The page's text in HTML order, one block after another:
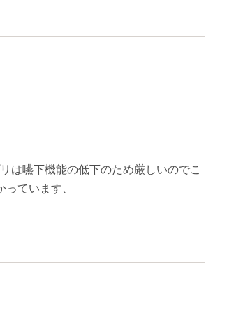
は嚥下機能の低下のため厳しいのでこ
ています、